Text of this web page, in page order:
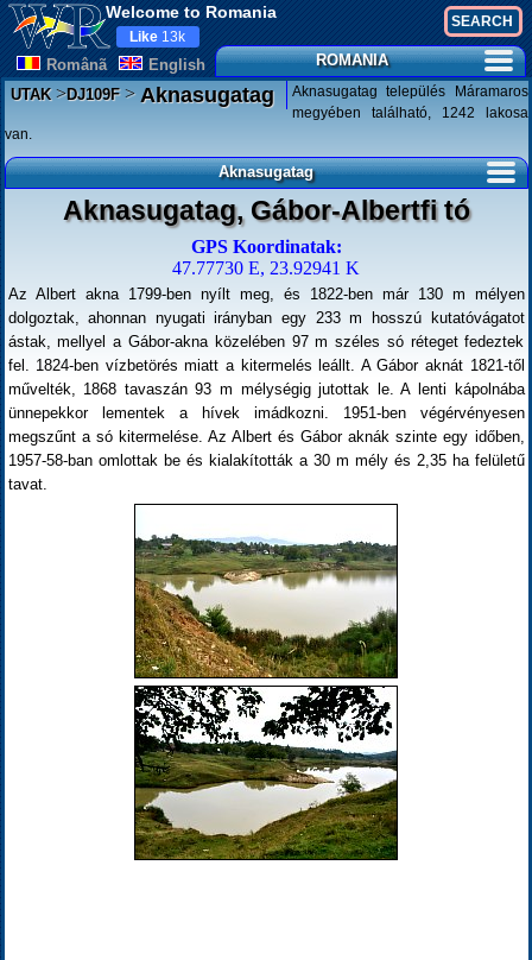
Welcome to Romania
Românã English
Like 13k
ROMANIA
UTAK>DJ109F>Aknasugatag
Aknasugatag település Máramaros
megyében található, 1242 lakosa
van.
Aknasugatag
Aknasugatag, Gábor-Albertfi tó
GPS Koordinatak:
47.77730 E, 23.92941 K
Az Albert akna 1799-ben nyílt meg, és 1822-ben már 130 m mélyen
dolgoztak, ahonnan nyugati irányban egy 233 m hosszú kutatóvágatot
ástak, mellyel a Gábor-akna közelében 97 m széles só réteget fedeztek
fel. 1824-ben vízbetörés miatt a kitermelés leállt. A Gábor aknát 1821-től
művelték, 1868 tavaszán 93 m mélységig jutottak le. A lenti kápolnába
ünnepekkor lementek a hívek imádkozni. 1951-ben végérvényesen
megszűnt a só kitermelése. Az Albert és Gábor aknák szinte egy időben,
1957-58-ban omlottak be és kialakították a 30 m mély és 2,35 ha felületű
tavat.